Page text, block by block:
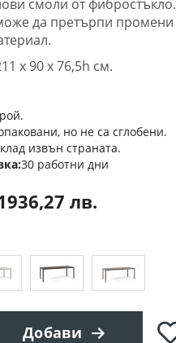
смоли от
да претърпи промени
x 90 x 76,5h см.
но не са сглобени.
извън страната.
30 работни дни
лв.
Добави